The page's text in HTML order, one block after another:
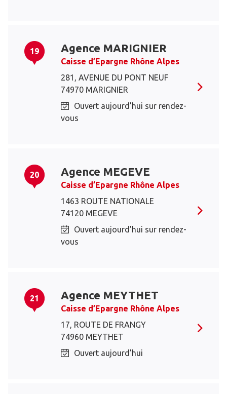
19 Agence MARIGNIER
Caisse d’Epargne Rhône Alpes
281, AVENUE DU PONT NEUF
74970 MARIGNIER
Ouvert aujourd’hui sur rendez-
vous
20 Agence MEGEVE
Caisse d’Epargne Rhône Alpes
1463 ROUTE NATIONALE
74120 MEGEVE
Ouvert aujourd’hui sur rendez-
vous
21 Agence MEYTHET
Caisse d’Epargne Rhône Alpes
17, ROUTE DE FRANGY
74960 MEYTHET
Ouvert aujourd’hui